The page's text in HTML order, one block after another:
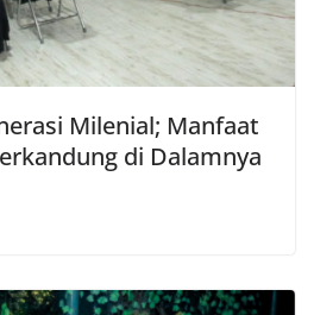
Milenial; Manfaat
di Dalamnya